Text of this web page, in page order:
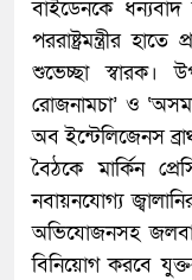
বাইডেনকে
পররাষ্ট্রমন্ত্রীর
শুভেচ্ছা স্বারক।
রোজনামচা’ ও
অব ইন্টেলিজেনস
বৈঠকে মার্কিন
নবায়নযোগ্য
অভিযোজনসহ
বিনিয়োগ করবে